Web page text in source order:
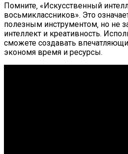
Помните‚ «Искусственный
восьмиклассников». Это
полезным инструментом‚ но не
интеллект и креативность.
сможете создавать
экономя время и ресурсы.